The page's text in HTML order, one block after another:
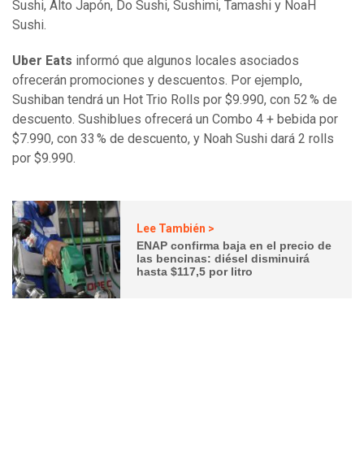
Sushi, Alto Japón, Do Sushi, Sushimi, Tamashi y NoaH
Sushi.
Uber Eats informó que algunos locales asociados
ofrecerán promociones y descuentos. Por ejemplo,
Sushiban tendrá un Hot Trio Rolls por $9.990, con 52 % de
descuento. Sushiblues ofrecerá un Combo 4 + bebida por
$7.990, con 33 % de descuento, y Noah Sushi dará 2 rolls
por $9.990.
Lee También >
ENAP confirma baja en el precio de
las bencinas: diésel disminuirá
hasta $117,5 por litro